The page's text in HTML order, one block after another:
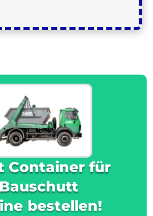
Container für
Bauschutt
bestellen!